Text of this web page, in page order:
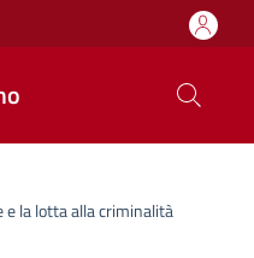
e la lotta alla criminalità